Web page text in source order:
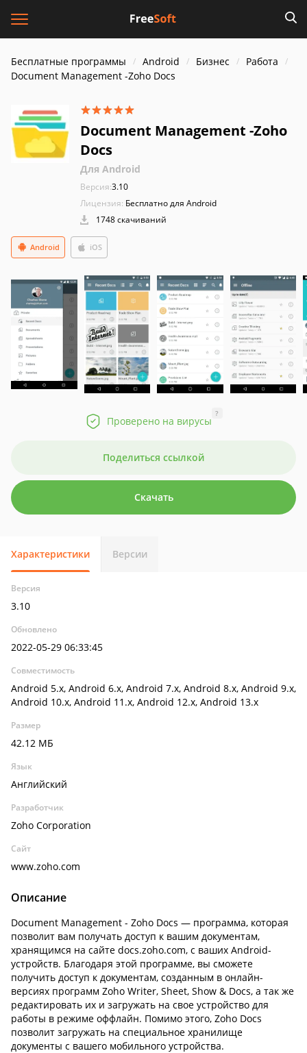
Бесплатные программы Android Бизнес
Работа
Document Management -Zoho Docs
Document Management -Zoho
Docs
Для Android
Версия:3.10
Лицензия: Бесплатно для Android
1748 скачиваний
Android iOS
Проверено на вирусы
?
Поделиться ссылкой
Скачать
Характеристики Версии
Версия
3.10
Обновлено
2022-05-29 06:33:45
Совместимость
Android 5.x, Android 6.x, Android 7.x, Android 8.x, Android 9.x,
Android 10.x, Android 11.x, Android 12.x, Android 13.x
Размер
42.12 МБ
Язык
Английский
Разработчик
Zoho Corporation
Сайт
www.zoho.com
Описание
Document Management - Zoho Docs — программа, которая
позволит вам получать доступ к вашим документам,
хранящимся на сайте docs.zoho.com, с ваших Android-
устройств. Благодаря этой программе, вы сможете
получить доступ к документам, созданным в онлайн-
версиях программ Zoho Writer, Sheet, Show & Docs, а так же
редактировать их и загружать на свое устройство для
работы в режиме оффлайн. Помимо этого, Zoho Docs
позволит загружать на специальное хранилище
документы с вашего мобильного устройства.